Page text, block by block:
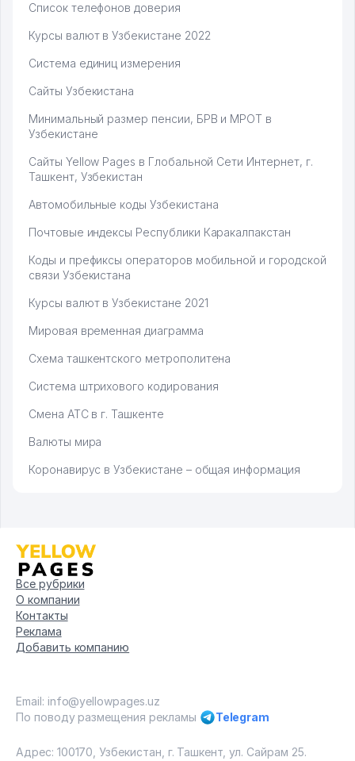
Список телефонов доверия
Курсы валют в Узбекистане 2022
Система единиц измерения
Сайты Узбекистана
Минимальный размер пенсии, БРВ и МРОТ в
Узбекистане
Сайты Yellow Pages в Глобальной Сети Интернет, г.
Ташкент, Узбекистан
Автомобильные коды Узбекистана
Почтовые индексы Республики Каракалпакстан
Коды и префиксы операторов мобильной и городской
связи Узбекистана
Курсы валют в Узбекистане 2021
Мировая временная диаграмма
Схема ташкентского метрополитена
Система штрихового кодирования
Смена АТС в г. Ташкенте
Валюты мира
Коронавирус в Узбекистане – общая информация
Все рубрики
О компании
Контакты
Реклама
Добавить компанию
Email: info@yellowpages.uz
По поводу размещения рекламы
Telegram
Адрес: 100170, Узбекистан, г. Ташкент, ул. Сайрам 25.